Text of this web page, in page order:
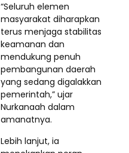
“Seluruh elemen
masyarakat diharapkan
terus menjaga stabilitas
keamanan dan
mendukung penuh
pembangunan daerah
yang sedang digalakkan
pemerintah,” ujar
Nurkanaah dalam
amanatnya.
Lebih lanjut, ia